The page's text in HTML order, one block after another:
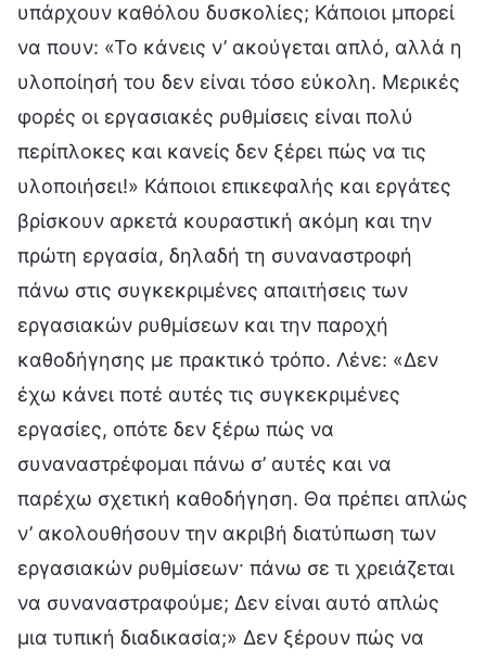
υπάρχουν καθόλου δυσκολίες; Κάποιοι μπορεί
να πουν: «Το κάνεις ν’ ακούγεται απλό, αλλά η
υλοποίησή του δεν είναι τόσο εύκολη. Μερικές
φορές οι εργασιακές ρυθμίσεις είναι πολύ
περίπλοκες και κανείς δεν ξέρει πώς να τις
υλοποιήσει!» Κάποιοι επικεφαλής και εργάτες
βρίσκουν αρκετά κουραστική ακόμη και την
πρώτη εργασία, δηλαδή τη συναναστροφή
πάνω στις συγκεκριμένες απαιτήσεις των
εργασιακών ρυθμίσεων και την παροχή
καθοδήγησης με πρακτικό τρόπο. Λένε: «Δεν
έχω κάνει ποτέ αυτές τις συγκεκριμένες
εργασίες, οπότε δεν ξέρω πώς να
συναναστρέφομαι πάνω σ’ αυτές και να
παρέχω σχετική καθοδήγηση. Θα πρέπει απλώς
ν’ ακολουθήσουν την ακριβή διατύπωση των
εργασιακών ρυθμίσεων· πάνω σε τι χρειάζεται
να συναναστραφούμε; Δεν είναι αυτό απλώς
μια τυπική διαδικασία;» Δεν ξέρουν πώς να